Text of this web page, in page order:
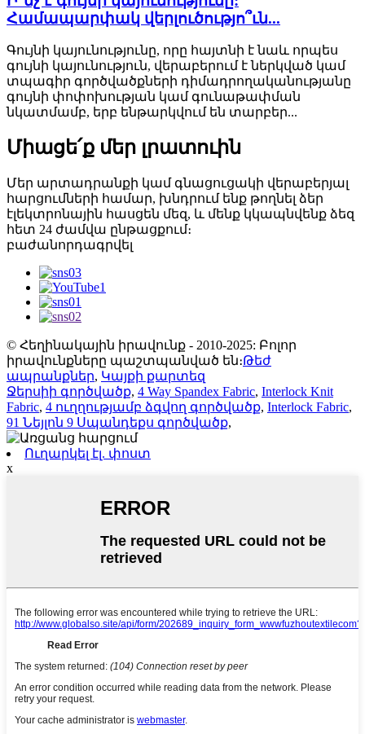
Համապարփակ վերլուծությո՞ւն...
Գույնի կայունությունը, որը հայտնի է նաև որպես
գույնի կայունություն, վերաբերում է ներկված կամ
տպագիր գործվածքների դիմադրողականությանը
գույնի փոփոխության կամ գունաթափման
նկատմամբ, երբ ենթարկվում են տարբեր...
Միացե՛ք մեր լրատուին
Մեր արտադրանքի կամ գնացուցակի վերաբերյալ
հարցումների համար, խնդրում ենք թողնել ձեր
էլեկտրոնային հասցեն մեզ, և մենք կկապնվենք ձեզ
հետ 24 ժամվա ընթացքում։
բաժանորդագրվել
© Հեղինակային իրավունք - 2010-2025: Բոլոր
իրավունքները պաշտպանված են։Թեժ
ապրանքներ, Կայքի քարտեզ
Ջերսիի գործվածք, 4 Way Spandex Fabric, Interlock Knit
Fabric, 4 ուղղությամբ ձգվող գործվածք, Interlock Fabric,
91 Նեյլոն 9 Սպանդեքս գործվածք,
Ուղարկել էլ. փոստ
x